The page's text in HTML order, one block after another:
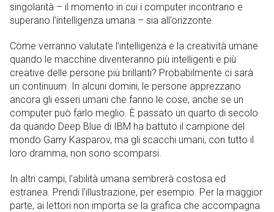
singolarità – il momento in cui i computer incontrano e
superano l’intelligenza umana – sia all’orizzonte.
Come verranno valutate l’intelligenza e la creatività umane
quando le macchine diventeranno più intelligenti e più
creative delle persone più brillanti? Probabilmente ci sarà
un continuum. In alcuni domini, le persone apprezzano
ancora gli esseri umani che fanno le cose, anche se un
computer può farlo meglio. È passato un quarto di secolo
da quando Deep Blue di IBM ha battuto il campione del
mondo Garry Kasparov, ma gli scacchi umani, con tutto il
loro dramma, non sono scomparsi.
In altri campi, l’abilità umana sembrerà costosa ed
estranea. Prendi l’illustrazione, per esempio. Per la maggior
parte, ai lettori non importa se la grafica che accompagna